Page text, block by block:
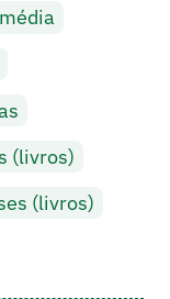
(livros)
(livros)